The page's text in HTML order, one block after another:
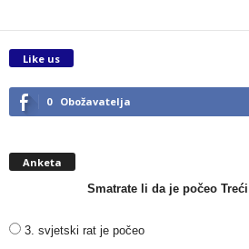
Like us
0 Obožavatelja
Anketa
Smatrate li da je počeo
3. svjetski rat je počeo